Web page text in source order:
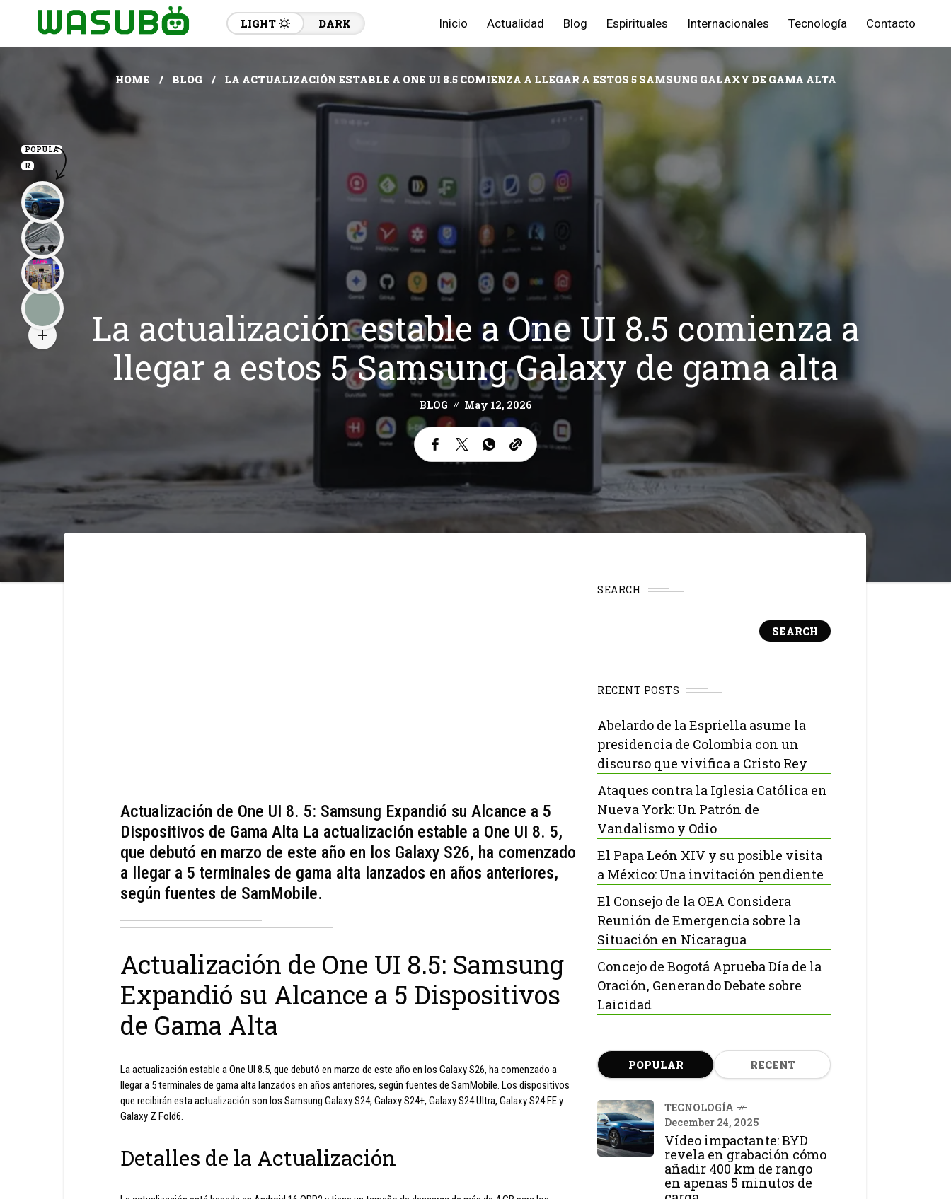
LIGHT DARK Inicio Actualidad Blog Espirituales Internacionales Tecnología Contacto
HOME BLOG LA ACTUALIZACIÓN ESTABLE A ONE UI 8.5 COMIENZA A LLEGAR A ESTOS 5 SAMSUNG GALAXY DE GAMA ALTA
La actualización estable a One UI 8.5 comienza a
llegar a estos 5 Samsung Galaxy de gama alta
BLOG May 12, 2026
Actualización de One UI 8. 5: Samsung Expandió su Alcance a 5
Dispositivos de Gama Alta La actualización estable a One UI 8. 5,
que debutó en marzo de este año en los Galaxy S26, ha comenzado
a llegar a 5 terminales de gama alta lanzados en años anteriores,
según fuentes de SamMobile.
Actualización de One UI 8.5: Samsung
Expandió su Alcance a 5 Dispositivos
de Gama Alta
La actualización estable a One UI 8.5, que debutó en marzo de este año en los Galaxy S26, ha comenzado a
llegar a 5 terminales de gama alta lanzados en años anteriores, según fuentes de SamMobile. Los dispositivos
que recibirán esta actualización son los Samsung Galaxy S24, Galaxy S24+, Galaxy S24 Ultra, Galaxy S24 FE y
Galaxy Z Fold6.
Detalles de la Actualización
SEARCH
SEARCH
RECENT POSTS
Abelardo de la Espriella asume la
presidencia de Colombia con un
discurso que vivifica a Cristo Rey
Ataques contra la Iglesia Católica en
Nueva York: Un Patrón de
Vandalismo y Odio
El Papa León XIV y su posible visita
a México: Una invitación pendiente
El Consejo de la OEA Considera
Reunión de Emergencia sobre la
Situación en Nicaragua
Concejo de Bogotá Aprueba Día de la
Oración, Generando Debate sobre
Laicidad
POPULAR RECENT
TECNOLOGÍA
December 24, 2025
Vídeo impactante: BYD
revela en grabación cómo
añadir 400 km de rango
en apenas 5 minutos de
POPULA
R